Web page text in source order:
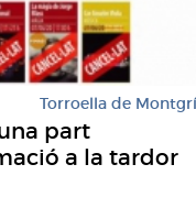
Torroella de Montgrí
part
a la tardor